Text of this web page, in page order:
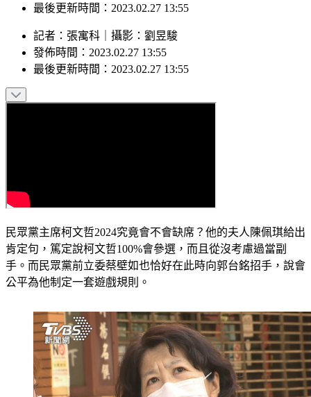
最後更新時間：2023.02.27 13:55
記者 ： 張寓科 攝影 ： 劉昱駿
發佈時間： 2023.02.27 13:55
最後更新時間： 2023.02.27 13:55
民眾黨主席柯文哲2024究竟會不會缺席？他的夫人陳佩琪給出
肯定句，篤定說柯文哲100%會參選，而且從沒考慮過當副
手。而民眾黨前立委蔡壁如也恰好在此時向郭台銘招手，說會
公平為他制定一套遊戲規則。